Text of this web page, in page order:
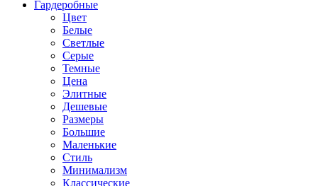
Гардеробные
Цвет
Белые
Светлые
Серые
Темные
Цена
Элитные
Дешевые
Размеры
Большие
Маленькие
Стиль
Минимализм
Классические